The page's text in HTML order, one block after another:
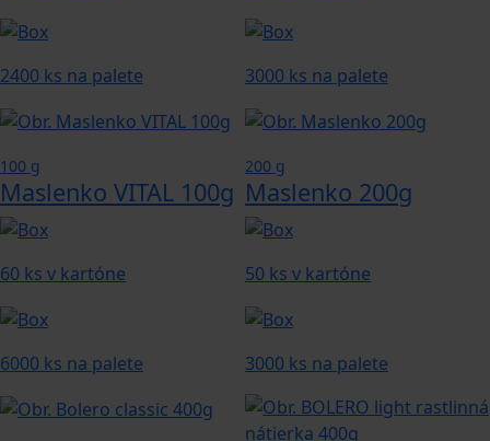
2400 ks na palete 3000 ks na palete
100 g
Maslenko VITAL 100g
60 ks v kartóne
6000 ks na palete
200 g
Maslenko 200g
50 ks v kartóne
3000 ks na palete